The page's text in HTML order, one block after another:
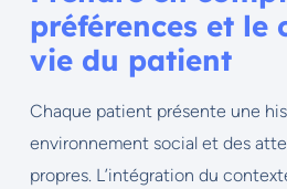
préférences et le
vie du patient
Chaque patient présente une
environnement social et des
propres. L’intégration du